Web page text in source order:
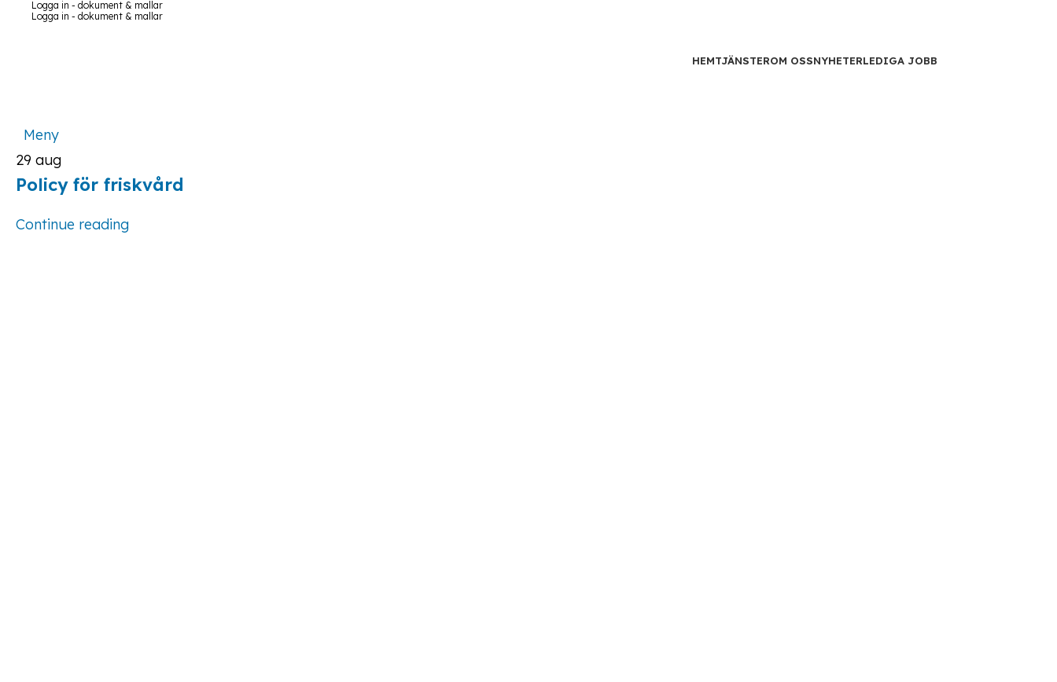
Logga in - dokument & mallar
Logga in - dokument & mallar
HEMTJÄNSTEROM OSSNYHETERLEDIGA JOBB
Meny
29 aug
Policy för friskvård
Continue reading